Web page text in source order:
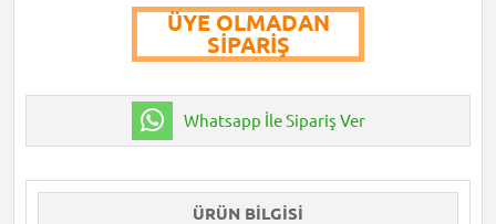
ÜYE OLMADAN
SIPARIŞ
Whatsapp İle Sipariş Ver
ÜRÜN BILGISI